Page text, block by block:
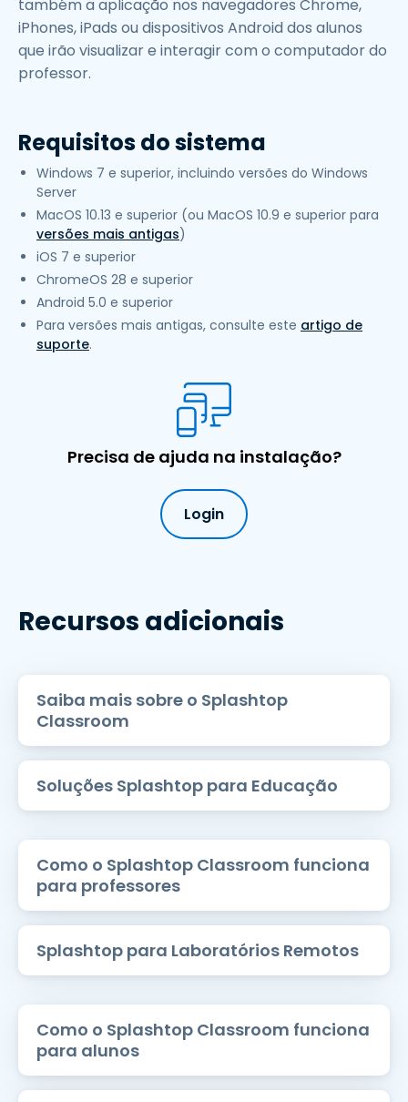
também a aplicação nos navegadores Chrome,
iPhones, iPads ou dispositivos Android dos alunos
que irão visualizar e interagir com o computador do
professor.
Requisitos do sistema
Windows 7 e superior, incluindo versões do Windows
Server
MacOS 10.13 e superior (ou MacOS 10.9 e superior para
versões mais antigas)
iOS 7 e superior
ChromeOS 28 e superior
Android 5.0 e superior
Para versões mais antigas, consulte este artigo de
suporte.
Precisa de ajuda na instalação?
Login
Recursos adicionais
Saiba mais sobre o Splashtop
Classroom
Soluções Splashtop para Educação
Como o Splashtop Classroom funciona
para professores
Splashtop para Laboratórios Remotos
Como o Splashtop Classroom funciona
para alunos